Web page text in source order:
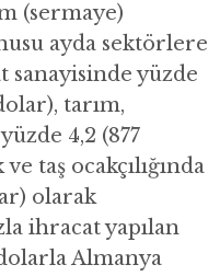
(sermaye)
ayda sektörlere
sanayisinde yüzde
tarım,
4,2 (877
taş ocakçılığında
olarak
ihracat yapılan
Almanya